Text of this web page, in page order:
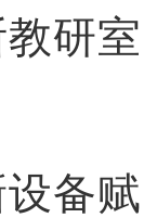
研室
备赋